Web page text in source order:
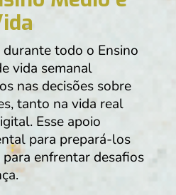
todo o Ensino
vida semanal
nas decisões sobre
tanto na vida real
Esse apoio
para prepará-los
enfrentar desafios